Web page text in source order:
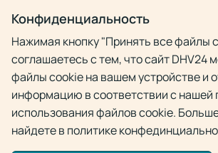
Конфиденциальность
Нажимая кнопку "Принять все файлы
соглашаетесь с тем, что сайт DHV24
файлы cookie на вашем устройстве и
информацию в соответствии с нашей
использования файлов cookie.
найдете в политике
Партнерам
Врачам
Политика конфиденциальности